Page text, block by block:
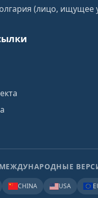
(лицо, ищущее
МЕЖДУНАРОДНЫЕ
CHINA USA